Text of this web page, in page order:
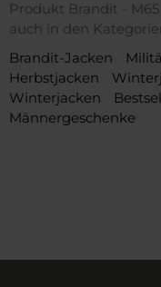
Produkt Brandit -
auch in den
Brandit-Jacken
Herbstjacken
Winterjacken
Männergeschenke